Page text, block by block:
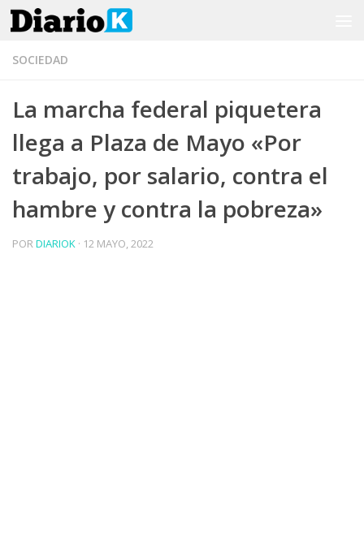
Saltar al contenido
SOCIEDAD
La marcha federal piquetera
llega a Plaza de Mayo «Por
trabajo, por salario, contra el
hambre y contra la pobreza»
PORDIARIOK · 12 MAYO, 2022